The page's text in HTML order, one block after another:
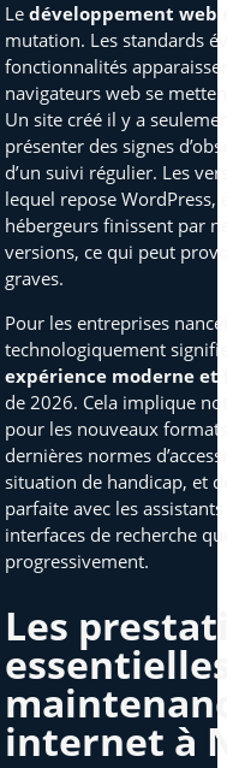
Le développement web
mutation. Les standards
fonctionnalités
navigateurs web se
Un site créé il y a
présenter des signes
d’un suivi régulier. Les
lequel repose WordPress,
hébergeurs finissent par
versions, ce qui peut
graves.
Pour les entreprises
technologiquement
expérience moderne et
de 2026. Cela implique
pour les nouveaux formats
dernières normes
situation de handicap, et
parfaite avec les
interfaces de recherche
progressivement.
Les
internet à